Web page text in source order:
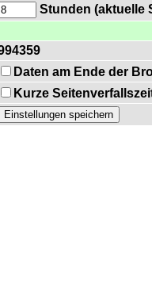
Stunden (aktuelle
Daten am Ende der
Kurze